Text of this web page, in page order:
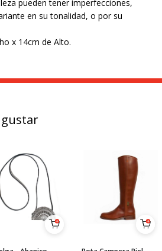
pueden tener imperfecciones,
en su tonalidad, o por su
x 14cm de Alto.